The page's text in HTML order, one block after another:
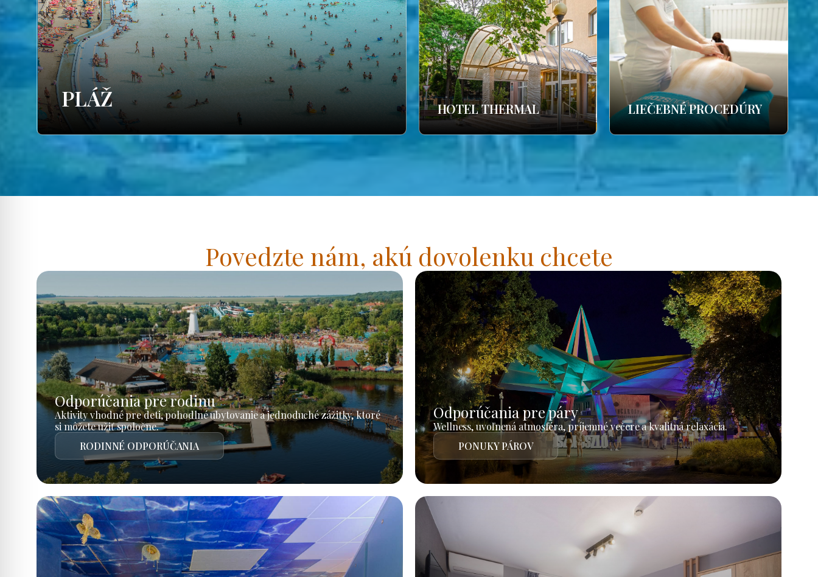
PLÁŽ HOTEL THERMAL LIEČEBNÉ PROCEDÚRY
Povedzte nám, akú dovolenku chcete
Odporúčania pre rodinu
Aktivity vhodné pre deti, pohodlné ubytovanie a jednoduché zážitky, ktoré
si môžete užiť spoločne.
RODINNÉ ODPORÚČANIA
Odporúčania pre páry
Wellness, uvoľnená atmosféra, príjemné večere a kvalitná relaxácia.
PONUKY PÁROV